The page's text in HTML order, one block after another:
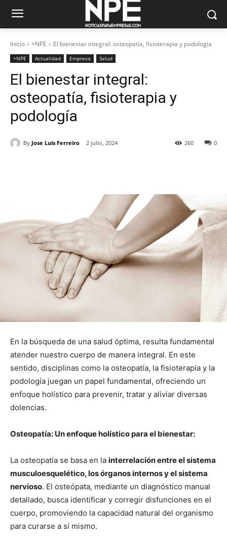
Inicio +NPE El bienestar integral: osteopatía, fisioterapia y podología
+NPE Actualidad Empresa Salud
El bienestar integral:
osteopatía, fisioterapia y
podología
By Jose Luis Ferreiro 2 julio, 2024 0
260
En la búsqueda de una salud óptima, resulta fundamental
atender nuestro cuerpo de manera integral. En este
sentido, disciplinas como la osteopatía, la fisioterapia y la
podología juegan un papel fundamental, ofreciendo un
enfoque holístico para prevenir, tratar y aliviar diversas
dolencias.
Osteopatía: Un enfoque holístico para el bienestar:
La osteopatía se basa en la interrelación entre el sistema
musculoesquelético, los órganos internos y el sistema
nervioso. El osteópata, mediante un diagnóstico manual
detallado, busca identificar y corregir disfunciones en el
cuerpo, promoviendo la capacidad natural del organismo
para curarse a sí mismo.